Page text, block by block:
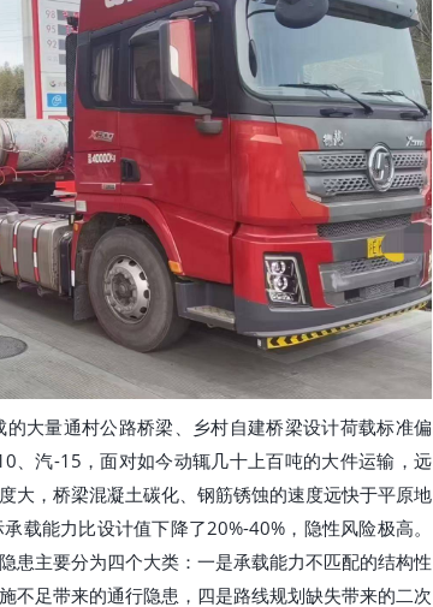
大量通村公路桥梁、乡村自建桥梁设计荷载标准偏
、汽-15，面对如今动辄几十上百吨的大件运输，远
大，桥梁混凝土碳化、钢筋锈蚀的速度远快于平原地
载能力比设计值下降了20%-40%，隐性风险极高。
患主要分为四个大类：一是承载能力不匹配的结构性
不足带来的通行隐患，四是路线规划缺失带来的二次